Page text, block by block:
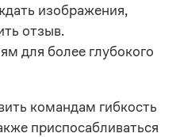
изображения,
отзыв.
для более глубокого
командам гибкость
приспосабливаться